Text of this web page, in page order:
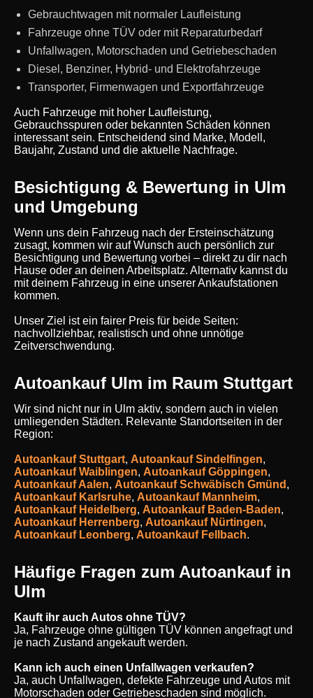
Gebrauchtwagen mit normaler Laufleistung
Fahrzeuge ohne TÜV oder mit Reparaturbedarf
Unfallwagen, Motorschaden und Getriebeschaden
Diesel, Benziner, Hybrid- und Elektrofahrzeuge
Transporter, Firmenwagen und Exportfahrzeuge
Auch Fahrzeuge mit hoher Laufleistung,
Gebrauchsspuren oder bekannten Schäden können
interessant sein. Entscheidend sind Marke, Modell,
Baujahr, Zustand und die aktuelle Nachfrage.
Besichtigung & Bewertung in Ulm
und Umgebung
Wenn uns dein Fahrzeug nach der Ersteinschätzung
zusagt, kommen wir auf Wunsch auch persönlich zur
Besichtigung und Bewertung vorbei – direkt zu dir nach
Hause oder an deinen Arbeitsplatz. Alternativ kannst du
mit deinem Fahrzeug in eine unserer Ankaufstationen
kommen.
Unser Ziel ist ein fairer Preis für beide Seiten:
nachvollziehbar, realistisch und ohne unnötige
Zeitverschwendung.
Autoankauf Ulm im Raum Stuttgart
Wir sind nicht nur in Ulm aktiv, sondern auch in vielen
umliegenden Städten. Relevante Standortseiten in der
Region:
Autoankauf Stuttgart, Autoankauf Sindelfingen,
Autoankauf Waiblingen, Autoankauf Göppingen,
Autoankauf Aalen, Autoankauf Schwäbisch Gmünd ,
Autoankauf Karlsruhe, Autoankauf Mannheim,
Autoankauf Heidelberg, Autoankauf Baden-Baden,
Autoankauf Herrenberg, Autoankauf Nürtingen,
Autoankauf Leonberg, Autoankauf Fellbach.
Häufige Fragen zum Autoankauf in
Ulm
Kauft ihr auch Autos ohne TÜV?
Ja, Fahrzeuge ohne gültigen TÜV können angefragt und
je nach Zustand angekauft werden.
Kann ich auch einen Unfallwagen verkaufen?
Ja, auch Unfallwagen, defekte Fahrzeuge und Autos mit
Motorschaden oder Getriebeschaden sind möglich.